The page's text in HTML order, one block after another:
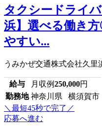
タクシードライ
浜】選べる働き
やすい...
うみかぜ交通株式会社久里
給与 月収例250,000円
勤務地 神奈川県 横須賀市
＼最短45秒で完了／
応募へ進む